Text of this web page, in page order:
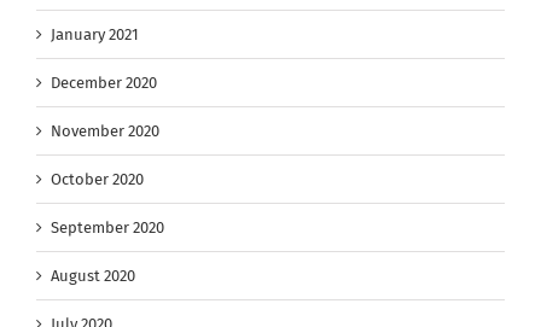
January 2021
December 2020
November 2020
October 2020
September 2020
August 2020